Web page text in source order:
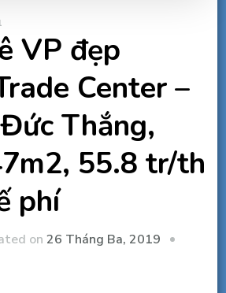
VP đẹp
Center –
Thắng,
55.8 tr/th
phí
on 26 Tháng Ba, 2019